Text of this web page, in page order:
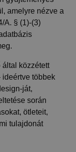
amelyre nézve a
A. § (1)-(3)
által közzétett
ideértve többek
ját,
során
ötleteit,
tulajdonát